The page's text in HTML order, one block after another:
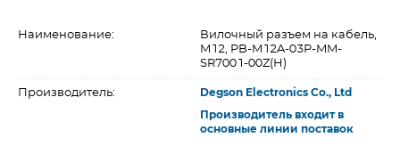
Наименование:
Вилочный разъем на кабель,
M12, PB-M12A-03P-MM-
SR7001-00Z(H)
Производитель: Degson Electronics Co., Ltd
Производитель входит в
основные линии поставок